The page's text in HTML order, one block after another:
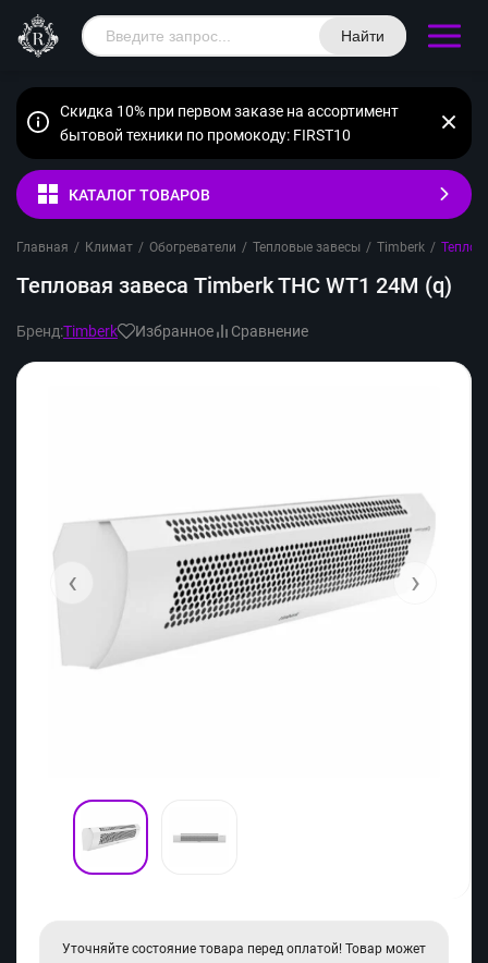
Найти
Скидка 10% при первом заказе на ассортимент
бытовой техники по промокоду: FIRST10
КАТАЛОГ ТОВАРОВ
Главная / Климат / Обогреватели / Тепловые завесы / Timberk /
Тепловая завеса Timberk THC WT1 24M (q)
Бренд:Timberk Избранное Сравнение
‹ ›
Уточняйте состояние товара перед оплатой! Товар может